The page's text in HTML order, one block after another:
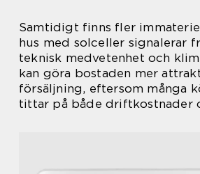
Samtidigt finns fler
hus med solceller signalerar
teknisk medvetenhet och
kan göra bostaden mer
försäljning, eftersom många
tittar på både driftkostnader